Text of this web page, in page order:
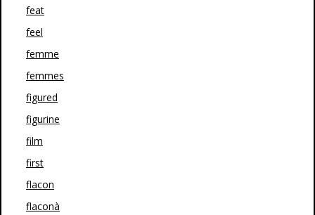
feat
feel
femme
femmes
figured
figurine
film
first
flacon
flaconà